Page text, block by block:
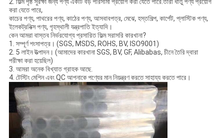
করা যেতে পারে,
কাচের পণ্য, পাথরের পণ্য, কাঠের পণ্য, আসবাবপত্র, মেঝে, হস্তশিল্প, কার্পেট, প্লাস্টিক পণ্য,
ইলেকট্রনিক্স পণ্য, গৃহস্থালী যন্ত্রপাতি ইত্যাদি।
কেন আমরা বাস্তব নির্ভরযোগ্য প্রসারিত ফিল্ম সরাসরি কারখানা?
1. সম্পূর্ণ শংসাপত্র। (SGS, MSDS, ROHS, BV, ISO9001)
2. 5 লাইন উত্পাদন। (আমাদের কারখানা SGS, BV, GF, Alibabas, চীনে তৈরি দ্বারা
পরীক্ষা করা হয়েছিল)
3. আমরা অনেক বিখ্যাত গ্রাহক আছে.
4. টেস্টিং মেশিন এবং QC আপনাকে পণ্যের মান নিয়ন্ত্রণ করতে সাহায্য করতে পারে।